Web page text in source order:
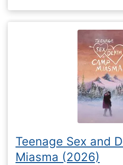
Teenage Sex and
Miasma (2026)